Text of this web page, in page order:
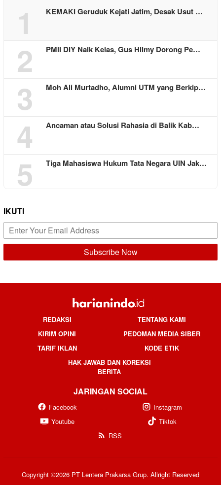
1 KEMAKI Geruduk Kejati Jatim, Desak Usut …
2 PMII DIY Naik Kelas, Gus Hilmy Dorong Pe…
3 Moh Ali Murtadho, Alumni UTM yang Berkip…
4 Ancaman atau Solusi Rahasia di Balik Kab…
5 Tiga Mahasiswa Hukum Tata Negara UIN Jak…
IKUTI
REDAKSI
TENTANG KAMI
KIRIM OPINI
PEDOMAN MEDIA SIBER
TARIF IKLAN
KODE ETIK
HAK JAWAB DAN KOREKSI
BERITA
JARINGAN SOCIAL
Facebook
Instagram
Youtube
Tiktok
RSS
Copyright ©2026 PT Lentera Prakarsa Grup. Allright Reserved